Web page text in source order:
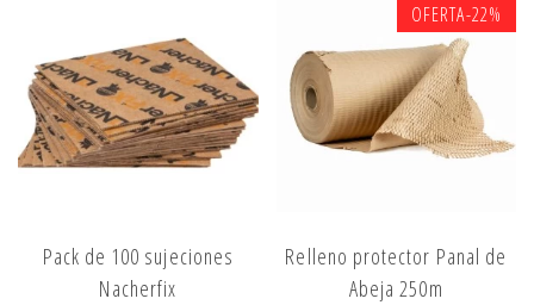
Pack de 100 sujeciones
Nacherfix
OFERTA-22%
Relleno protector Panal de
Abeja 250m